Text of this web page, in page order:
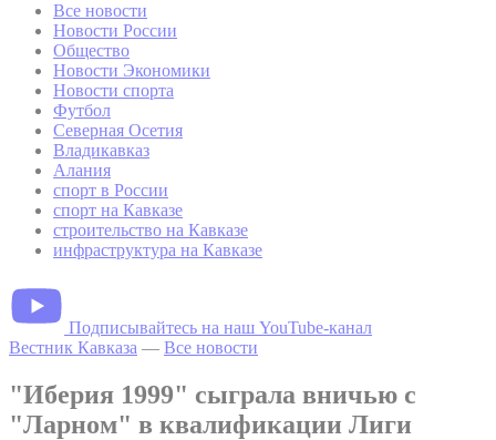
Все новости
Новости России
Общество
Новости Экономики
Новости спорта
Футбол
Северная Осетия
Владикавказ
Алания
спорт в России
спорт на Кавказе
строительство на Кавказе
инфраструктура на Кавказе
Подписывайтесь на наш YouTube-канал
Вестник Кавказа — Все новости
"Иберия 1999" сыграла вничью с
"Ларном" в квалификации Лиги